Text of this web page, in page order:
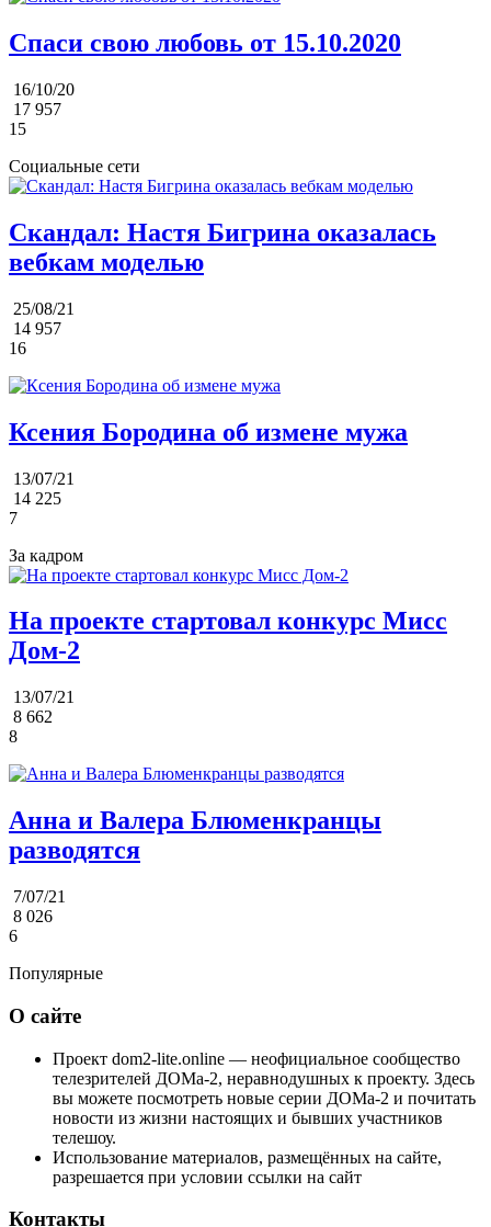
Спаси свою любовь от 15.10.2020
16/10/20
17 957
15
Социальные сети
Скандал: Настя Бигрина оказалась
вебкам моделью
25/08/21
14 957
16
Ксения Бородина об измене мужа
13/07/21
14 225
7
За кадром
На проекте стартовал конкурс Мисс
Дом-2
13/07/21
8 662
8
Анна и Валера Блюменкранцы
разводятся
7/07/21
8 026
6
Популярные
О сайте
Проект dom2-lite.online — неофициальное сообщество
телезрителей ДОМа-2, неравнодушных к проекту. Здесь
вы можете посмотреть новые серии ДОМа-2 и почитать
новости из жизни настоящих и бывших участников
телешоу.
Использование материалов, размещённых на сайте,
разрешается при условии ссылки на сайт
Контакты